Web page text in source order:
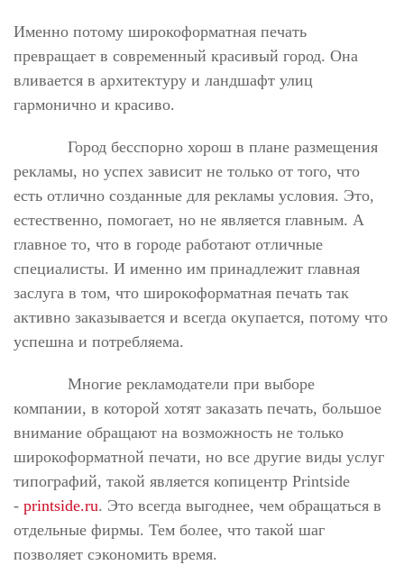
Именно потому широкоформатная печать
превращает в современный красивый город. Она
вливается в архитектуру и ландшафт улиц
гармонично и красиво.
Город бесспорно хорош в плане размещения
рекламы, но успех зависит не только от того, что
есть отлично созданные для рекламы условия. Это,
естественно, помогает, но не является главным. А
главное то, что в городе работают отличные
специалисты. И именно им принадлежит главная
заслуга в том, что широкоформатная печать так
активно заказывается и всегда окупается, потому что
успешна и потребляема.
Многие рекламодатели при выборе
компании, в которой хотят заказать печать, большое
внимание обращают на возможность не только
широкоформатной печати, но все другие виды услуг
типографий, такой является копицентр Printside
- printside.ru. Это всегда выгоднее, чем обращаться в
отдельные фирмы. Тем более, что такой шаг
позволяет сэкономить время.